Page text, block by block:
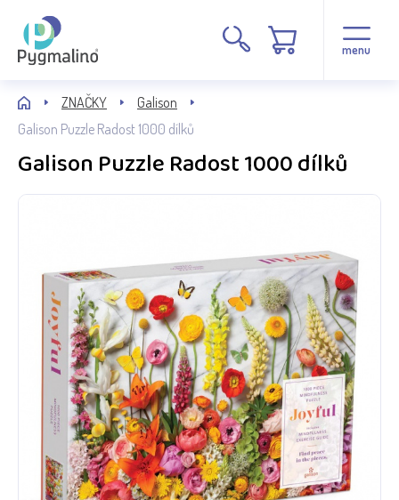
menu
ZNAČKY
Galison
Galison Puzzle Radost 1000 dílků
Galison Puzzle Radost 1000 dílků